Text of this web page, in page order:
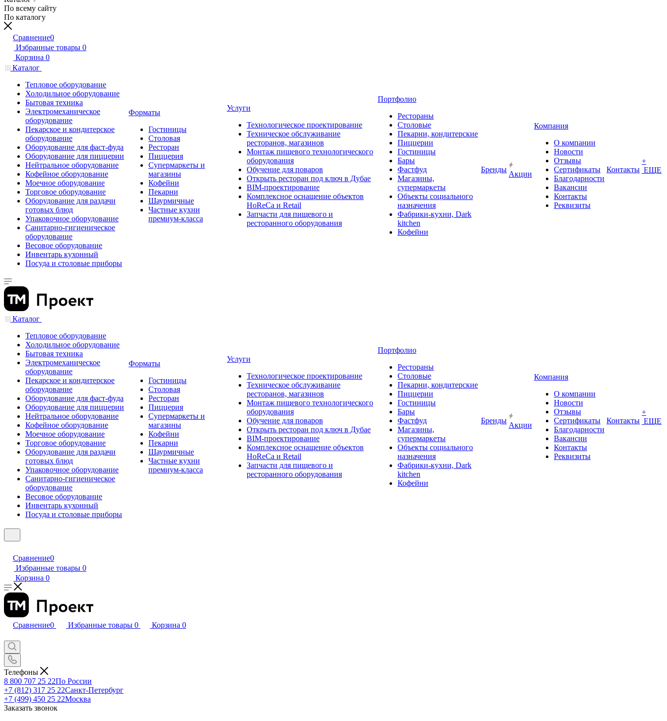
По всему сайту
По каталогу
Сравнение0
Избранные товары 0
Корзина 0
Каталог
Тепловое оборудование
Холодильное оборудование
Бытовая техника
Электромеханическое
оборудование
Пекарское и кондитерское
оборудование
Оборудование для фаст-фуда
Оборудование для пиццерии
Нейтральное оборудование
Кофейное оборудование
Моечное оборудование
Торговое оборудование
Оборудование для раздачи
готовых блюд
Упаковочное оборудование
Санитарно-гигиеническое
оборудование
Весовое оборудование
Инвентарь кухонный
Посуда и столовые приборы
Форматы
Гостиницы
Столовая
Ресторан
Пиццерия
Супермаркеты и
магазины
Кофейни
Пекарни
Шаурмичные
Частные кухни
премиум-класса
Услуги
Технологическое проектирование
Техническое обслуживание
ресторанов, магазинов
Монтаж пищевого технологического
оборудования
Обучение для поваров
Открыть ресторан под ключ в Дубае
BIM-проектирование
Комплексное оснащение объектов
HoReCa и Retail
Запчасти для пищевого и
ресторанного оборудования
Портфолио
Рестораны
Столовые
Пекарни, кондитерские
Пиццерии
Гостиницы
Бары
Фастфуд
Магазины,
супермаркеты
Объекты социального
назначения
Фабрики-кухни, Dark
kitchen
Кофейни
Бренды
Акции
Компания
О компании
Новости
Отзывы
Сертификаты
Благодарности
Вакансии
Контакты
Реквизиты
Контакты
+
ЕЩЕ
Каталог
Тепловое оборудование
Холодильное оборудование
Бытовая техника
Электромеханическое
оборудование
Пекарское и кондитерское
оборудование
Оборудование для фаст-фуда
Оборудование для пиццерии
Нейтральное оборудование
Кофейное оборудование
Моечное оборудование
Торговое оборудование
Оборудование для раздачи
готовых блюд
Упаковочное оборудование
Санитарно-гигиеническое
оборудование
Весовое оборудование
Инвентарь кухонный
Посуда и столовые приборы
Форматы
Гостиницы
Столовая
Ресторан
Пиццерия
Супермаркеты и
магазины
Кофейни
Пекарни
Шаурмичные
Частные кухни
премиум-класса
Услуги
Технологическое проектирование
Техническое обслуживание
ресторанов, магазинов
Монтаж пищевого технологического
оборудования
Обучение для поваров
Открыть ресторан под ключ в Дубае
BIM-проектирование
Комплексное оснащение объектов
HoReCa и Retail
Запчасти для пищевого и
ресторанного оборудования
Портфолио
Рестораны
Столовые
Пекарни, кондитерские
Пиццерии
Гостиницы
Бары
Фастфуд
Магазины,
супермаркеты
Объекты социального
назначения
Фабрики-кухни, Dark
kitchen
Кофейни
Бренды
Акции
Компания
О компании
Новости
Отзывы
Сертификаты
Благодарности
Вакансии
Контакты
Реквизиты
Контакты
+
ЕЩЕ
Сравнение0
Избранные товары 0
Корзина 0
Сравнение0 Избранные товары 0 Корзина 0
Телефоны
8 800 707 25 22По России
+7 (812) 317 25 22Санкт-Петербург
+7 (499) 450 25 22Москва
Заказать звонок